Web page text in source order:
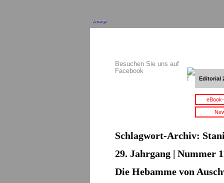
Anzeige
Besuchen Sie uns auf
Facebook
Editorial
Schlagwort-Archiv:
29. Jahrgang | Nummer
Die Hebamme von